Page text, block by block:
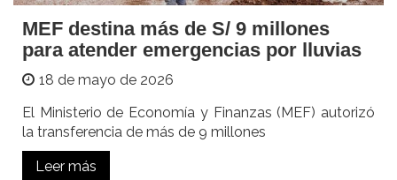
MEF destina más de S/ 9 millones
para atender emergencias por lluvias
18 de mayo de 2026
El Ministerio de Economía y Finanzas (MEF) autorizó
la transferencia de más de 9 millones
Leer más